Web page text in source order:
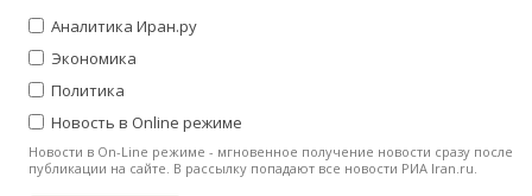
Аналитика Иран.ру
Экономика
Политика
Новость в Online режиме
Новости в On-Line режиме - мгновенное получение новости сразу после
публикации на сайте. В рассылку попадают все новости РИА Iran.ru.